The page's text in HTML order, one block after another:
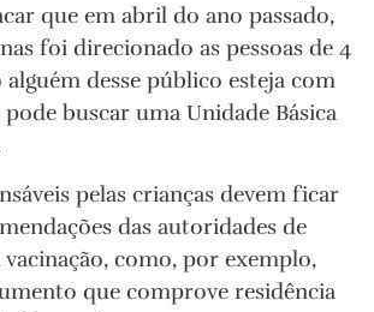
que em abril do ano passado,
foi direcionado as pessoas de 4
alguém desse público esteja com
buscar uma Unidade Básica
pelas crianças devem ficar
das autoridades de
como, por exemplo,
que comprove residência